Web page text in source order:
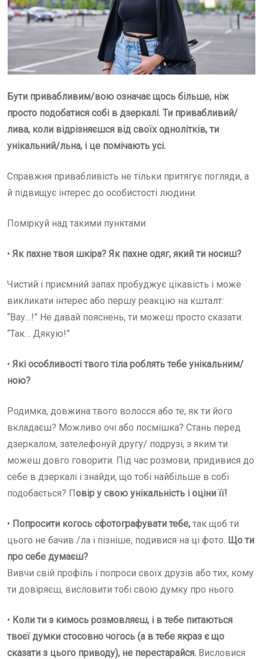
Бути привабливим/вою означає щось більше, ніж
просто подобатися собі в дзеркалі. Ти привабливий/
лива, коли відрізняєшся від своїх однолітків, ти
унікальний/льна, і це помічають усі.
Справжня привабливість не тільки притягує погляди, а
й підвищує інтерес до особистості людини.
Поміркуй над такими пунктами:
• Як пахне твоя шкіра? Як пахне одяг, який ти носиш?
Чистий і приємний запах пробуджує цікавість і може
викликати інтерес або першу реакцію на кшталт:
“Вау…!” Не давай пояснень, ти можеш просто сказати:
“Так… Дякую!”
• Які особливості твого тіла роблять тебе унікальним/
ною?
Родимка, довжина твого волосся або те, як ти його
вкладаєш? Можливо очі або посмішка? Стань перед
дзеркалом, зателефонуй другу/ подрузі, з яким ти
можеш довго говорити. Під час розмови, придивися до
себе в дзеркалі і знайди, що тобі найбільше в собі
подобається? Повір у свою унікальність і оціни її!
• Попросити когось сфотографувати тебе, так щоб ти
цього не бачив /ла і пізніше, подивися на ці фото. Що ти
про себе думаєш?
Вивчи свій профіль і попроси своїх друзів або тих, кому
ти довіряєш, висловити тобі свою думку про нього.
• Коли ти з кимось розмовляєш, і в тебе питаються
твоєї думки стосовно чогось (а в тебе якраз є що
сказати з цього приводу), не перестарайся. Висловися